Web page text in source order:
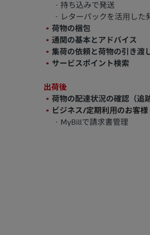
持ち込みで発送
レターパックを活⽤した
荷物の梱包
通関の基本とアドバイス
集荷の依頼と荷物の引き渡
サービスポイント検索
出荷後
荷物の配達状況の確認（追跡
ビジネス/定期利⽤のお客様
MyBillで請求書管理